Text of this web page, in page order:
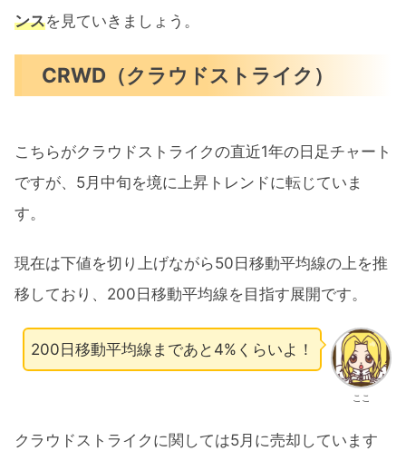
ンスを見ていきましょう。
CRWD（クラウドストライク）
こちらがクラウドストライクの直近1年の日足チャート
ですが、5月中旬を境に上昇トレンドに転じていま
す。
現在は下値を切り上げながら50日移動平均線の上を推
移しており、200日移動平均線を目指す展開です。
ここ
200日移動平均線まであと4%くらいよ！
クラウドストライクに関しては5月に売却しています